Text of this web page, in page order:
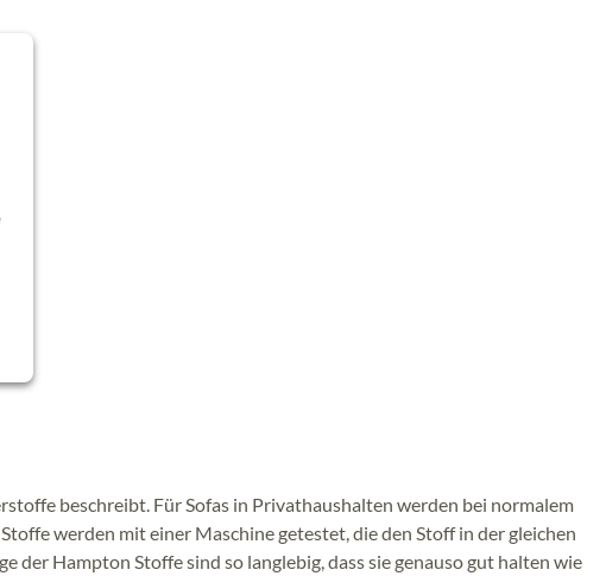
beschreibt. Für Sofas in Privathaushalten werden bei normalem
werden mit einer Maschine getestet, die den Stoff in der gleichen
der Hampton Stoffe sind so langlebig, dass sie genauso gut halten wie